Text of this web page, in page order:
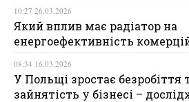
10:27 26.03.2026
Який вплив має радіатор на
енергоефективність
08:34 16.03.2026
У Польщі зростає безробіття
зайнятість у бізнесі –